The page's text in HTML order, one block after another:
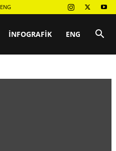
ENG
İNFOGRAFIK ENG